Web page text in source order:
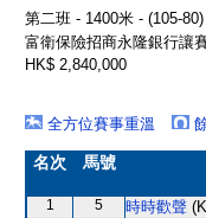
第二班 - 1400米 - (105-80)
富衛保險招商永隆銀行讓
HK$ 2,840,000
全方位賽事重溫
名次 馬號
1 5 時時歡聲